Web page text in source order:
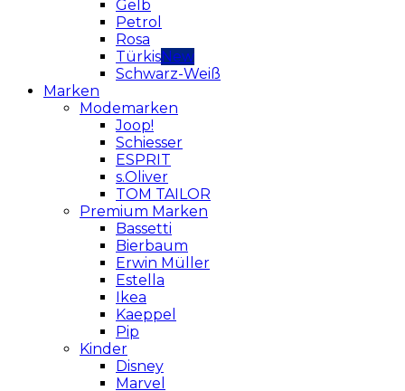
Gelb
Petrol
Rosa
Türkis
Schwarz-Weiß
Marken
Modemarken
Joop!
Schiesser
ESPRIT
s.Oliver
TOM TAILOR
Premium Marken
Bassetti
Bierbaum
Erwin Müller
Estella
Ikea
Kaeppel
Pip
Kinder
Disney
Marvel